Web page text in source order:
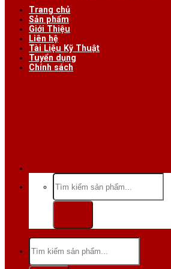
Trang chủ
Sản phẩm
Giới Thiệu
Liên hệ
Tài Liệu Kỹ Thuật
Tuyển dụng
Chính sách
Tìm
kiếm:
Tìm
kiếm: